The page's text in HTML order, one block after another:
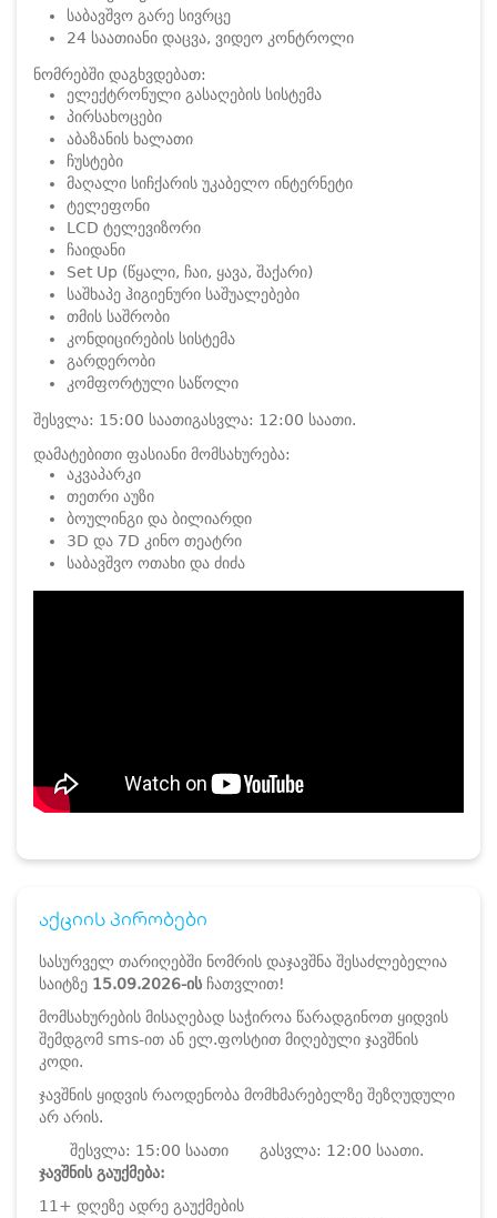
საბავშვო გარე სივრცე
24 საათიანი დაცვა, ვიდეო კონტროლი
ნომრებში დაგხვდებათ:
ელექტრონული გასაღების სისტემა
პირსახოცები
აბაზანის ხალათი
ჩუსტები
მაღალი სიჩქარის უკაბელო ინტერნეტი
ტელეფონი
LCD ტელევიზორი
ჩაიდანი
Set Up (წყალი, ჩაი, ყავა, შაქარი)
საშხაპე ჰიგიენური საშუალებები
თმის საშრობი
კონდიცირების სისტემა
გარდერობი
კომფორტული საწოლი
შესვლა: 15:00 საათიგასვლა: 12:00 საათი.
დამატებითი ფასიანი მომსახურება:
აკვაპარკი
თეთრი აუზი
ბოულინგი და ბილიარდი
3D და 7D კინო თეატრი
საბავშვო ოთახი და ძიძა
აქციის პირობები
სასურველ თარიღებში ნომრის დაჯავშნა შესაძლებელია
საიტზე 15.09.2026-ის ჩათვლით!
მომსახურების მისაღებად საჭიროა წარადგინოთ ყიდვის
შემდგომ sms-ით ან ელ.ფოსტით მიღებული ჯავშნის
კოდი.
ჯავშნის ყიდვის რაოდენობა მომხმარებელზე შეზღუდული
არ არის.
შესვლა: 15:00 საათი გასვლა: 12:00 საათი.
ჯავშნის გაუქმება:
11+ დღეზე ადრე გაუქმების